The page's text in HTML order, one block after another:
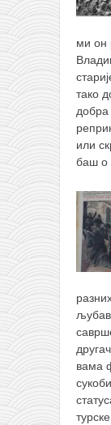
ми он
тако
добра
или
баш о
вама
турске